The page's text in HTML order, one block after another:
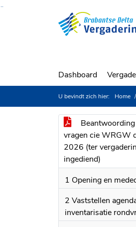
Ga naar de inhoud van deze pagina
Dashboard
U bevindt zich hier: Home
vragen cie WRGW
2026 (ter
ingediend)
1 Opening en
2 Vaststellen
inventarisatie